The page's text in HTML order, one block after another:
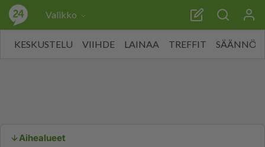
Valikko
KESKUSTELU VIIHDE LAINAA TREFFIT SÄÄNNÖT
Aihealueet